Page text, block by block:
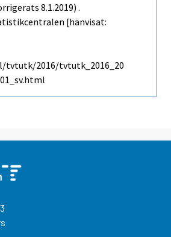
8.1.2019) .
[hänvisat:
2016/tvtutk_2016_20